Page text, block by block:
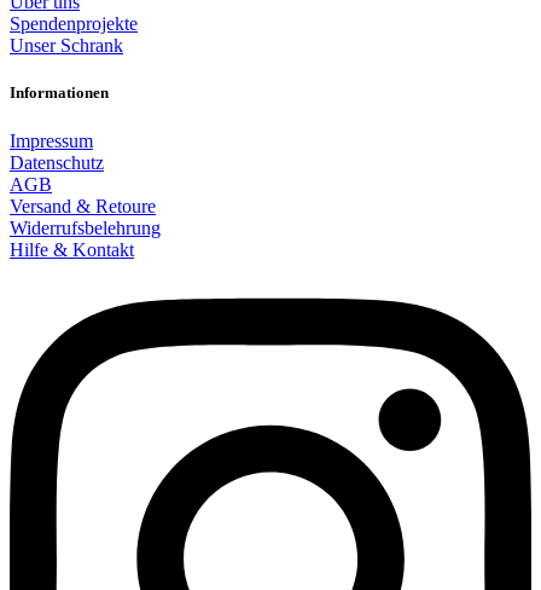
Spendenprojekte
Unser Schrank
Informationen
Impressum
Datenschutz
AGB
Versand & Retoure
Widerrufsbelehrung
Hilfe & Kontakt